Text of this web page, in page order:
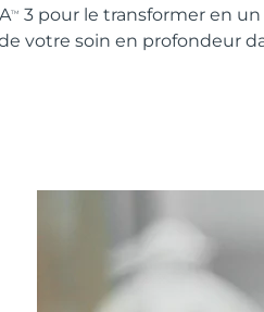
TM
3 pour le transformer en
votre soin en profondeur